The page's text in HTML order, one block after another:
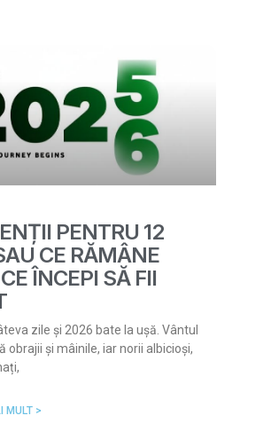
PENTRU 12
CE RĂMÂNE
ÎNCEPI SĂ FII
zile și 2026 bate la ușă. Vântul
obrajii și mâinile, iar norii albicioși,
MULT >